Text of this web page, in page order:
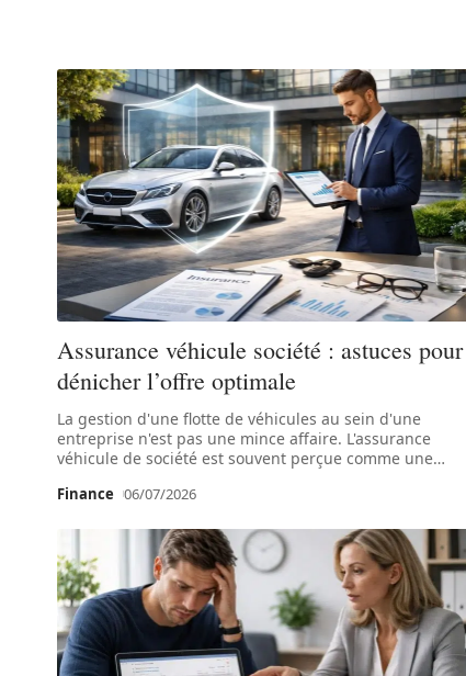
Assurance véhicule société : astuces pour
dénicher l’offre optimale
La gestion d'une flotte de véhicules au sein d'une
entreprise n'est pas une mince affaire. L'assurance
véhicule de société est souvent perçue comme une…
Finance 06/07/2026